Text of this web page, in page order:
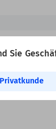
Sie
Privatkunde